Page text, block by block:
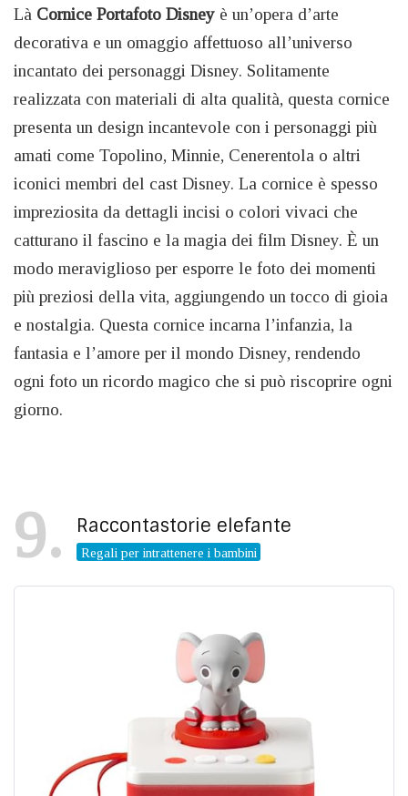
Là Cornice Portafoto Disney è un’opera d’arte
decorativa e un omaggio affettuoso all’universo
incantato dei personaggi Disney. Solitamente
realizzata con materiali di alta qualità, questa cornice
presenta un design incantevole con i personaggi più
amati come Topolino, Minnie, Cenerentola o altri
iconici membri del cast Disney. La cornice è spesso
impreziosita da dettagli incisi o colori vivaci che
catturano il fascino e la magia dei film Disney. È un
modo meraviglioso per esporre le foto dei momenti
più preziosi della vita, aggiungendo un tocco di gioia
e nostalgia. Questa cornice incarna l’infanzia, la
fantasia e l’amore per il mondo Disney, rendendo
ogni foto un ricordo magico che si può riscoprire ogni
giorno.
9 Raccontastorie elefante
Regali per intrattenere i bambini